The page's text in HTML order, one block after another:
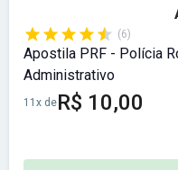
(6)
Apostila PRF - Polícia
Administrativo
11x deR$ 10,00